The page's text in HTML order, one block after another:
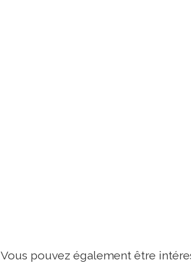
Vous pouvez également être